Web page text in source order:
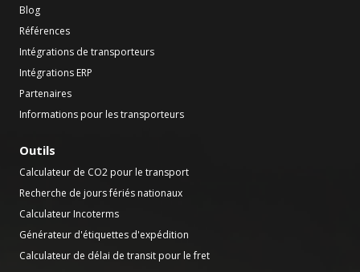
Blog
Références
Intégrations de transporteurs
Intégrations ERP
Partenaires
Informations pour les transporteurs
Outils
Calculateur de CO2 pour le transport
Recherche de jours fériés nationaux
Calculateur Incoterms
Générateur d'étiquettes d'expédition
Calculateur de délai de transit pour le fret